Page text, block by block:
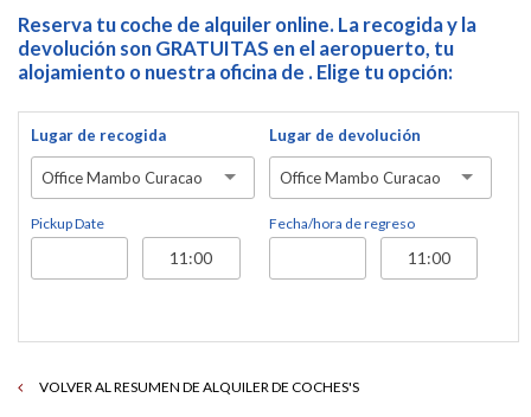
Reserva tu coche de alquiler online. La recogida y la
devolución son GRATUITAS en el aeropuerto, tu
alojamiento o nuestra oficina de . Elige tu opción:
Lugar de recogida
Office Mambo Curacao
Pickup Date
Lugar de devolución
Office Mambo Curacao
Fecha/hora de regreso
VOLVER AL RESUMEN DE ALQUILER DE COCHES'S